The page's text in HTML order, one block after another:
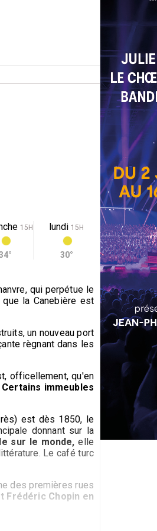
15H lundi 15H
30°
qui perpétue le
la Canebière est
un nouveau port
règnant dans les
officellement, qu'en
Certains immeubles
est dès 1850, le
donnant sur la
sur le monde, elle
Le café turc
des premières rues
Frédéric Chopin en
en divers points de